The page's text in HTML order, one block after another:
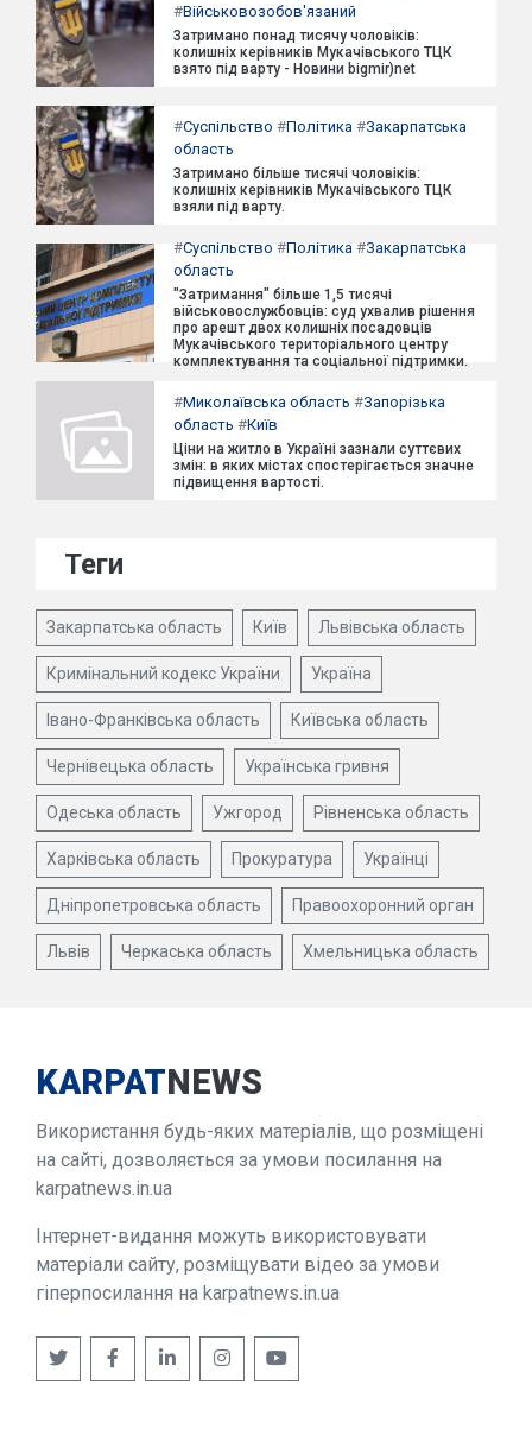
#Військовозобов'язаний
Затримано понад тисячу чоловіків:
колишніх керівників Мукачівського ТЦК
взято під варту - Новини bigmir)net
#Суспільство #Політика #Закарпатська
область
Затримано більше тисячі чоловіків:
колишніх керівників Мукачівського ТЦК
взяли під варту.
#Суспільство #Політика #Закарпатська
область
"Затримання" більше 1,5 тисячі
військовослужбовців: суд ухвалив рішення
про арешт двох колишніх посадовців
Мукачівського територіального центру
комплектування та соціальної підтримки.
#Миколаївська область #Запорізька
область #Київ
Ціни на житло в Україні зазнали суттєвих
змін: в яких містах спостерігається значне
підвищення вартості.
Теги
Закарпатська область Київ Львівська область
Кримінальний кодекс України Україна
Івано-Франківська область Київська область
Чернівецька область Українська гривня
Одеська область Ужгород Рівненська область
Харківська область Прокуратура Українці
Дніпропетровська область Правоохоронний орган
Львів Черкаська область Хмельницька область
KARPATNEWS
Використання будь-яких матеріалів, що розміщені
на сайті, дозволяється за умови посилання на
karpatnews.in.ua
Інтернет-видання можуть використовувати
матеріали сайту, розміщувати відео за умови
гіперпосилання на karpatnews.in.ua